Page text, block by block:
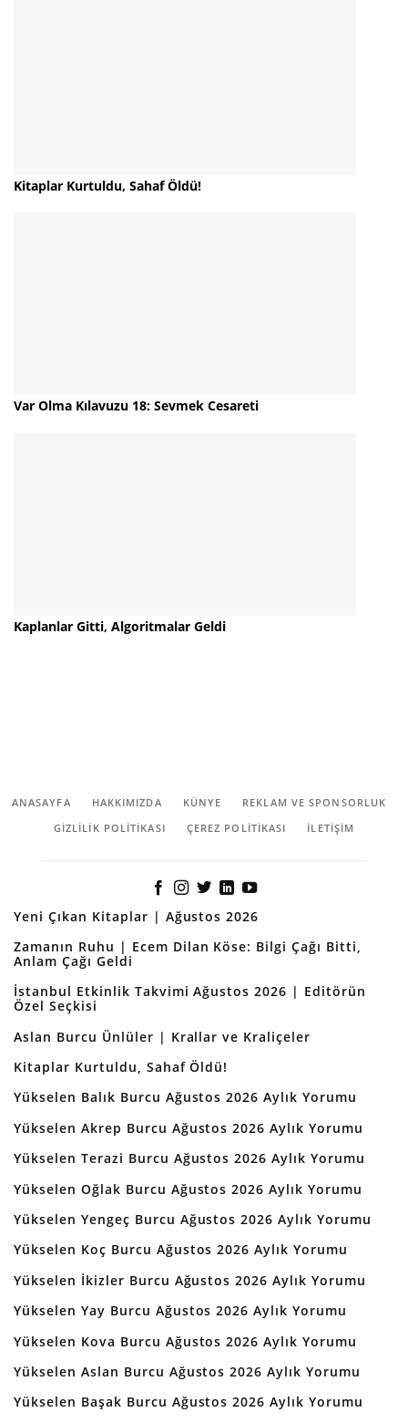
Kitaplar Kurtuldu, Sahaf Öldü!
Var Olma Kılavuzu 18: Sevmek Cesareti
Kaplanlar Gitti, Algoritmalar Geldi
ANASAYFA HAKKIMIZDA KÜNYE
REKLAM VE SPONSORLUK
GIZLILIK POLITIKASI
ÇEREZ POLITIKASI İLETİŞİM
Yeni Çıkan Kitaplar | Ağustos 2026
Zamanın Ruhu | Ecem Dilan Köse: Bilgi Çağı Bitti,
Anlam Çağı Geldi
İstanbul Etkinlik Takvimi Ağustos 2026 | Editörün
Özel Seçkisi
Aslan Burcu Ünlüler | Krallar ve Kraliçeler
Kitaplar Kurtuldu, Sahaf Öldü!
Yükselen Balık Burcu Ağustos 2026 Aylık Yorumu
Yükselen Akrep Burcu Ağustos 2026 Aylık Yorumu
Yükselen Terazi Burcu Ağustos 2026 Aylık Yorumu
Yükselen Oğlak Burcu Ağustos 2026 Aylık Yorumu
Yükselen Yengeç Burcu Ağustos 2026 Aylık Yorumu
Yükselen Koç Burcu Ağustos 2026 Aylık Yorumu
Yükselen İkizler Burcu Ağustos 2026 Aylık Yorumu
Yükselen Yay Burcu Ağustos 2026 Aylık Yorumu
Yükselen Kova Burcu Ağustos 2026 Aylık Yorumu
Yükselen Aslan Burcu Ağustos 2026 Aylık Yorumu
Yükselen Başak Burcu Ağustos 2026 Aylık Yorumu